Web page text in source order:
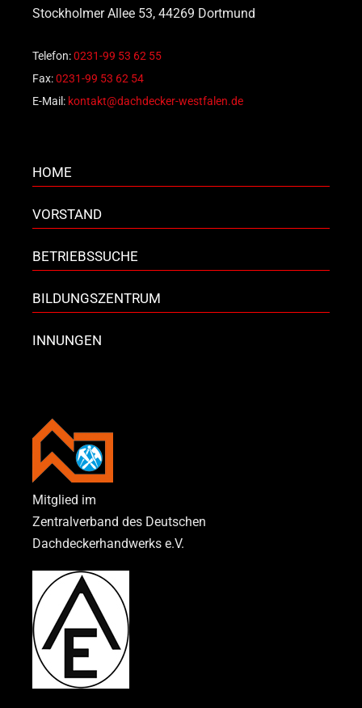
Stockholmer Allee 53, 44269 Dortmund
Telefon:0231-99 53 62 55
Fax:0231-99 53 62 54
E-Mail: kontakt@dachdecker-westfalen.de
HOME
VORSTAND
BETRIEBSSUCHE
BILDUNGSZENTRUM
INNUNGEN
Mitglied im
Zentralverband des Deutschen
Dachdeckerhandwerks e.V.